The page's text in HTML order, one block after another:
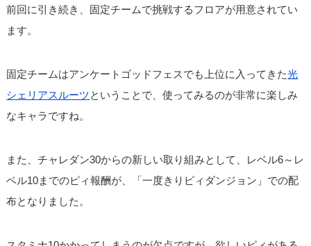
前回に引き続き、固定チームで挑戦するフロアが用意されてい
ます。
固定チームはアンケートゴッドフェスでも上位に入ってきた光
シェリアスルーツということで、使ってみるのが非常に楽しみ
なキャラですね。
また、チャレダン30からの新しい取り組みとして、レベル6～レ
ベル10までのピィ報酬が、「一度きりピィダンジョン」での配
布となりました。